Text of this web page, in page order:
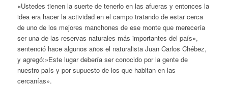
«Ustedes tienen la suerte de tenerlo en las afueras y entonces la
idea era hacer la actividad en el campo tratando de estar cerca
de uno de los mejores manchones de ese monte que merecería
ser una de las reservas naturales más importantes del país»,
sentenció hace algunos años el naturalista Juan Carlos Chébez,
y agregó:»Este lugar debería ser conocido por la gente de
nuestro país y por supuesto de los que habitan en las
cercanías».